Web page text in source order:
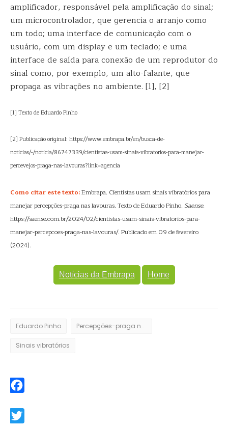
amplificador, responsável pela amplificação do sinal;
um microcontrolador, que gerencia o arranjo como
um todo; uma interface de comunicação com o
usuário, com um display e um teclado; e uma
interface de saída para conexão de um reprodutor do
sinal como, por exemplo, um alto-falante, que
propaga as vibrações no ambiente. [1], [2]
[1] Texto de Eduardo Pinho
[2] Publicação original: https://www.embrapa.br/en/busca-de-
noticias/-/noticia/86747339/cientistas-usam-sinais-vibratorios-para-manejar-
percevejos-praga-nas-lavouras?link=agencia
Como citar este texto:Embrapa. Cientistas usam sinais vibratórios para
manejar percepções-praga nas lavouras. Texto de Eduardo Pinho. Saense.
https://saense.com.br/2024/02/cientistas-usam-sinais-vibratorios-para-
manejar-percepcoes-praga-nas-lavouras/. Publicado em 09 de fevereiro
(2024).
Notícias da Embrapa Home
Eduardo Pinho Percepções-praga nas lavouras
Sinais vibratórios